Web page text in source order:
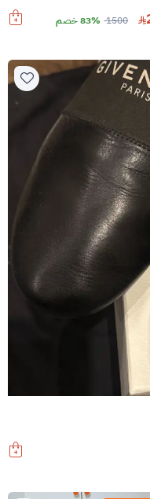
1500 83% خصم